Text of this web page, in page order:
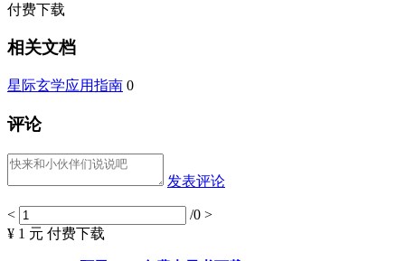
付费下载
相关文档
星际玄学应用指南 0
评论
发表评论
< /0 >
¥ 1 元 付费下载